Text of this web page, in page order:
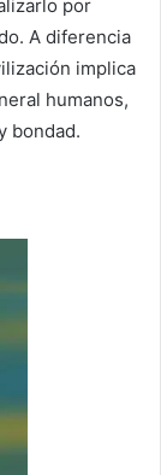
por
A diferencia
implica
humanos,
bondad.